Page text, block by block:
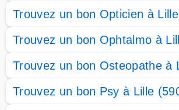
Trouvez un bon Opticien à
Trouvez un bon Ophtalmo à
Trouvez un bon Osteopathe à
Trouvez un bon Psy à Lille